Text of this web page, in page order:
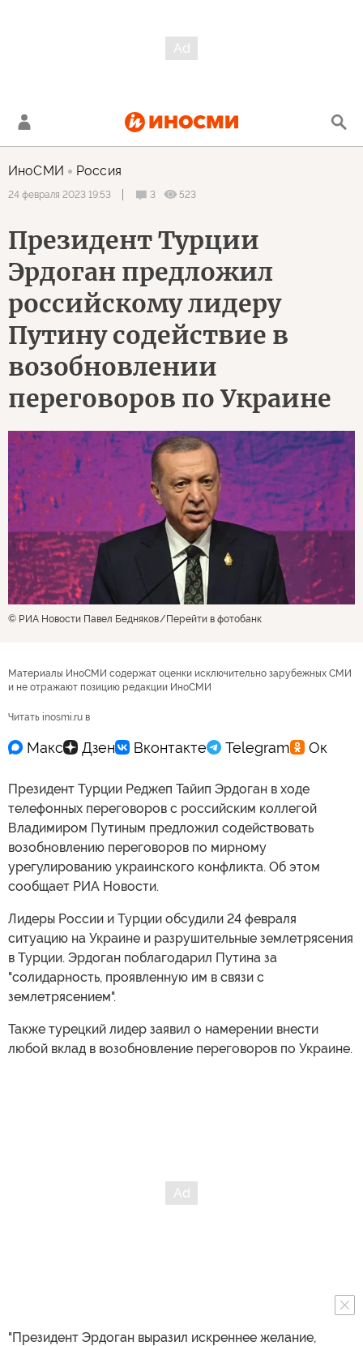
ИноСМИ Россия
24 февраля 2023 19:53 3 523
Президент Турции
Эрдоган предложил
российскому лидеру
Путину содействие в
возобновлении
переговоров по Украине
© РИА Новости Павел Бедняков Перейти в фотобанк
Материалы ИноСМИ содержат оценки исключительно зарубежных СМИ
и не отражают позицию редакции ИноСМИ
Читать inosmi.ru в
Президент Турции Реджеп Тайип Эрдоган в ходе
телефонных переговоров с российским коллегой
Владимиром Путиным предложил содействовать
возобновлению переговоров по мирному
урегулированию украинского конфликта. Об этом
сообщает РИА Новости.
Лидеры России и Турции обсудили 24 февраля
ситуацию на Украине и разрушительные землетрясения
в Турции. Эрдоган поблагодарил Путина за
"солидарность, проявленную им в связи с
землетрясением".
Также турецкий лидер заявил о намерении внести
любой вклад в возобновление переговоров по Украине.
"Президент Эрдоган выразил искреннее желание,